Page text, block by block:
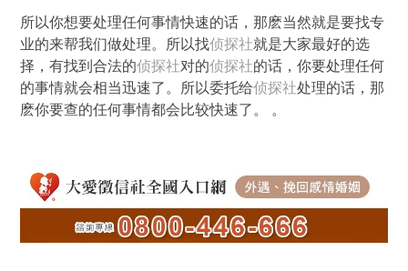
所以你想要处理任何事情快速的话，那麽当然就是要找专
业的来帮我们做处理。所以找侦探社就是大家最好的选
择，有找到合法的侦探社对的侦探社的话，你要处理任何
的事情就会相当迅速了。所以委托给侦探社处理的话，那
麽你要查的任何事情都会比较快速了。 。